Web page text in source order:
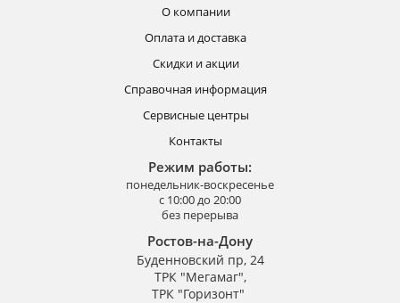
О компании
Оплата и доставка
Скидки и акции
Справочная информация
Сервисные центры
Контакты
Режим работы:
понедельник-воскресенье
с 10:00 до 20:00
без перерыва
Ростов-на-Дону
Буденновский пр, 24
ТРК "Мегамаг",
ТРК "Горизонт"